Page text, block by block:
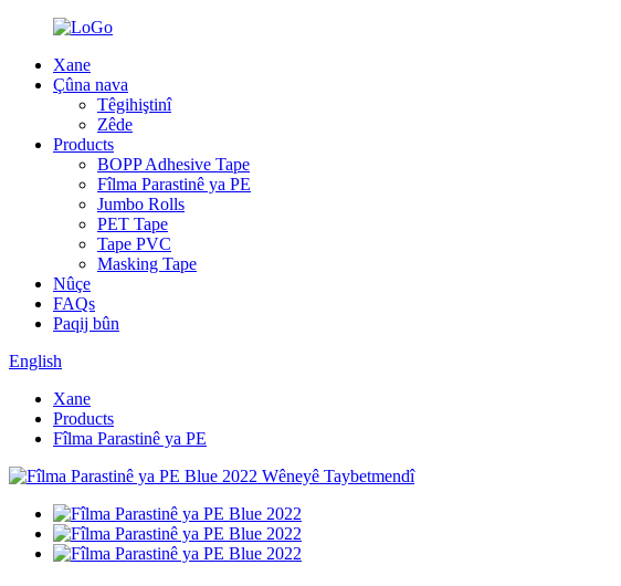
Xane
Çûna nava
Têgihiştinî
Zêde
Products
BOPP Adhesive Tape
Fîlma Parastinê ya PE
Jumbo Rolls
PET Tape
Tape PVC
Masking Tape
Nûçe
FAQs
Paqij bûn
English
Xane
Products
Fîlma Parastinê ya PE